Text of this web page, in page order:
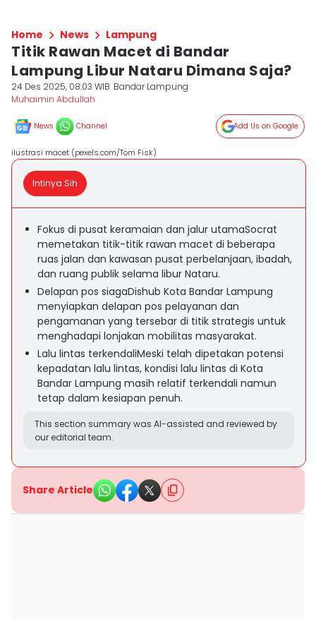
Home News Lampung
Titik Rawan Macet di Bandar
Lampung Libur Nataru Dimana Saja?
24 Des 2025, 08:03 WIB Bandar Lampung
Muhaimin Abdullah
News Channel Add Us on Google
ilustrasi macet (pexels.com/Tom Fisk)
Intinya Sih
Fokus di pusat keramaian dan jalur utamaSocrat
memetakan titik-titik rawan macet di beberapa
ruas jalan dan kawasan pusat perbelanjaan, ibadah,
dan ruang publik selama libur Nataru.
Delapan pos siagaDishub Kota Bandar Lampung
menyiapkan delapan pos pelayanan dan
pengamanan yang tersebar di titik strategis untuk
menghadapi lonjakan mobilitas masyarakat.
Lalu lintas terkendaliMeski telah dipetakan potensi
kepadatan lalu lintas, kondisi lalu lintas di Kota
Bandar Lampung masih relatif terkendali namun
tetap dalam kesiapan penuh.
This section summary was AI-assisted and reviewed by
our editorial team.
Share Article